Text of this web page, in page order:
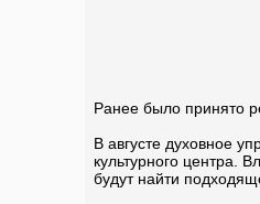
Ранее было принято
В августе духовное
культурного центра.
будут найти